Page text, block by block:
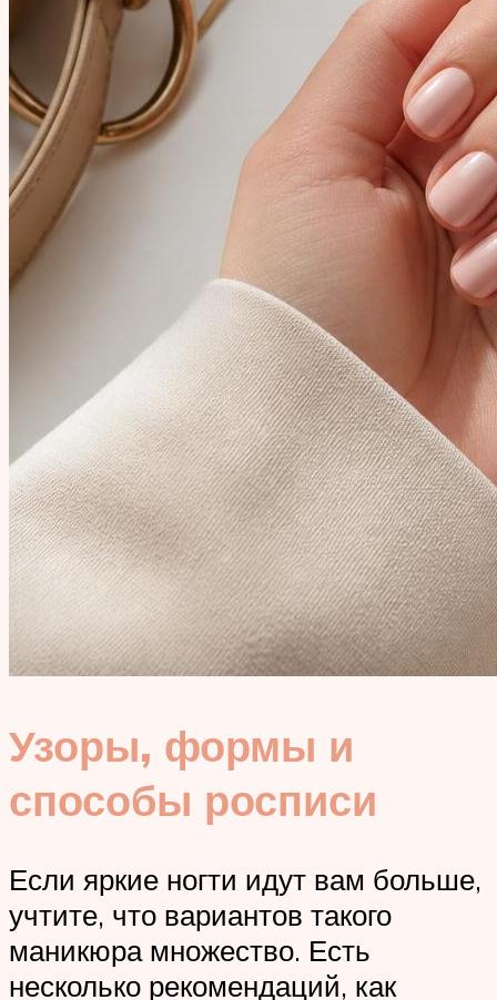
Узоры, формы и
способы росписи
Если яркие ногти идут вам больше,
учтите, что вариантов такого
маникюра множество. Есть
несколько рекомендаций, как